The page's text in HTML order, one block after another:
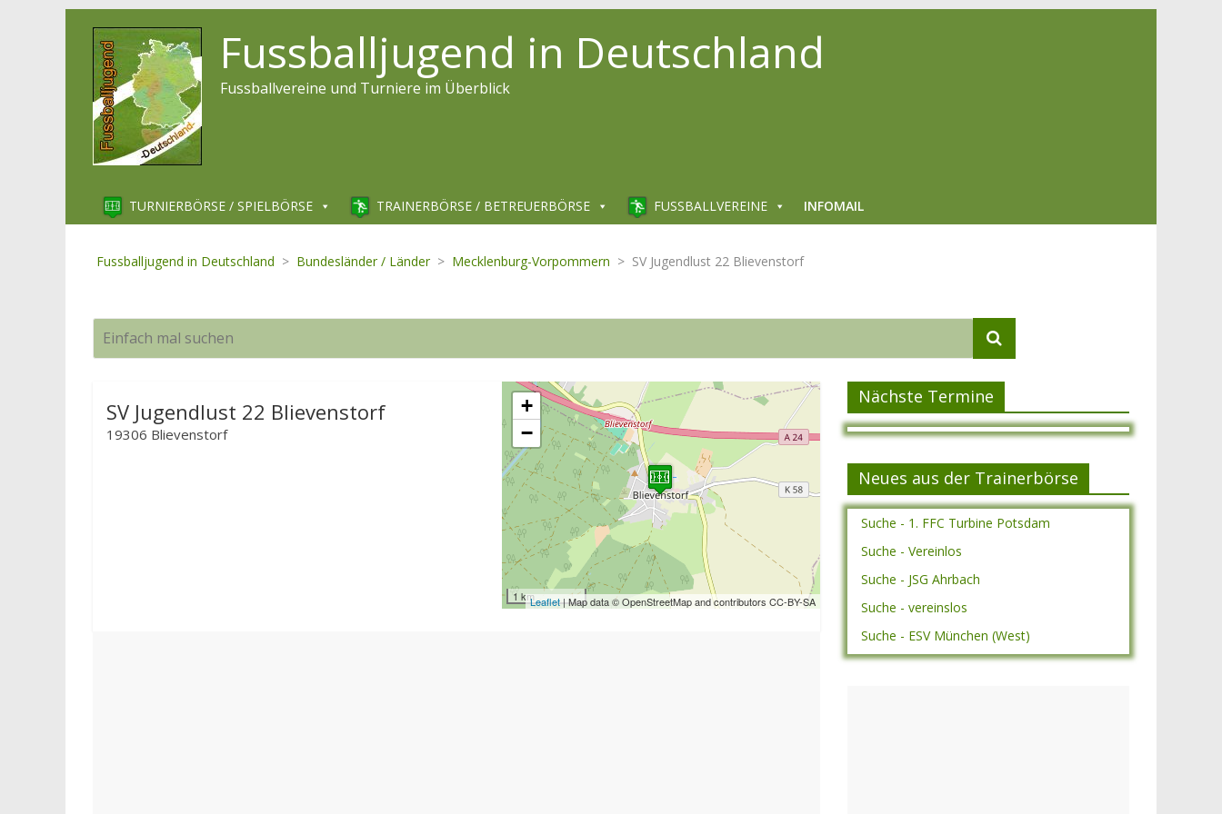
Fussballjugend in Deutschland
Fussballvereine und Turniere im Überblick
TURNIERBÖRSE / SPIELBÖRSE TRAINERBÖRSE / BETREUERBÖRSE FUSSBALLVEREINE INFOMAIL
Fussballjugend in Deutschland > Bundesländer / Länder > Mecklenburg-Vorpommern > SV Jugendlust 22 Blievenstorf
+
−
1 kmLeaflet| Map data © OpenStreetMap and contributors CC-BY-SA
SV Jugendlust 22 Blievenstorf
19306 Blievenstorf
Nächste Termine
Neues aus der Trainerbörse
Suche - 1. FFC Turbine Potsdam
Suche - Vereinlos
Suche - JSG Ahrbach
Suche - vereinslos
Suche - ESV München (West)